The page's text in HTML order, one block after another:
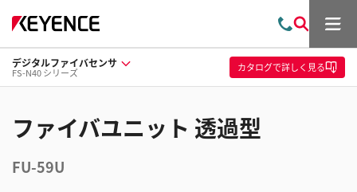
問
い
合
わ
索
メ
ュ
ー
デジタルファイバセンサ
FS-N40 シリーズ カタログで詳しく見る
ファイバユニット 透過型
FU-59U